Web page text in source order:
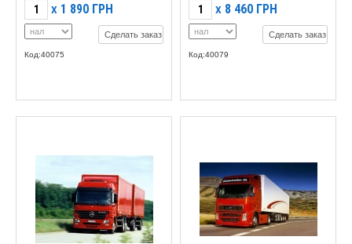
X 1 890 ГРН
Сделать заказ
Код:40075
X 8 460 ГРН
Сделать заказ
Код:40079